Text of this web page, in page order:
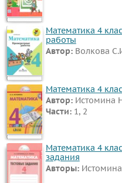
Математика 4
работы
Автор: Волкова
Математика 4
Автор: Истомина
Части: 1, 2
Математика 4
задания
Авторы: